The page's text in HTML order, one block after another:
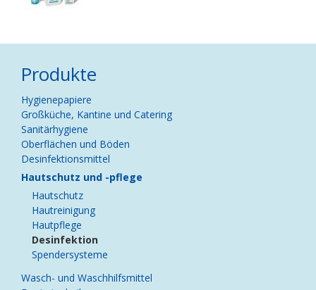
Produkte
Navigation
überspringen
Hygienepapiere
Großküche, Kantine und Catering
Sanitärhygiene
Oberflächen und Böden
Desinfektionsmittel
Hautschutz und -pflege
Hautschutz
Hautreinigung
Hautpflege
Desinfektion
Spendersysteme
Wasch- und Waschhilfsmittel